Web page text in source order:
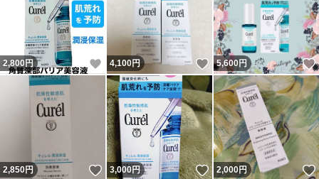
2,800円 いいね！
4,100円 いいね！
5,600円
2,850円 いいね！
3,000円 いいね！
2,000円